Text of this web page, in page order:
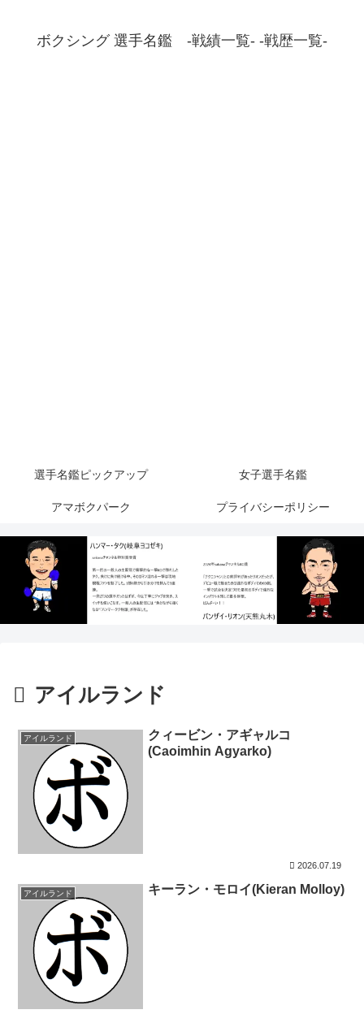
ボクシング 選手名鑑 -戦績一覧- -戦歴一覧-
選手名鑑ピックアップ 女子選手名鑑
アマボクパーク プライバシーポリシー
アイルランド
アイルランド
クィービン・アギャルコ
(Caoimhin Agyarko)
2026.07.19
アイルランド キーラン・モロイ(Kieran Molloy)